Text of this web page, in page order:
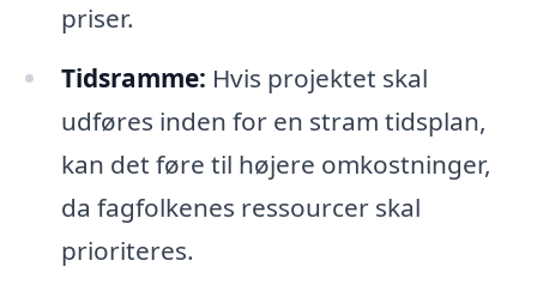
priser.
Tidsramme: Hvis projektet skal
udføres inden for en stram tidsplan,
kan det føre til højere omkostninger,
da fagfolkenes ressourcer skal
prioriteres.